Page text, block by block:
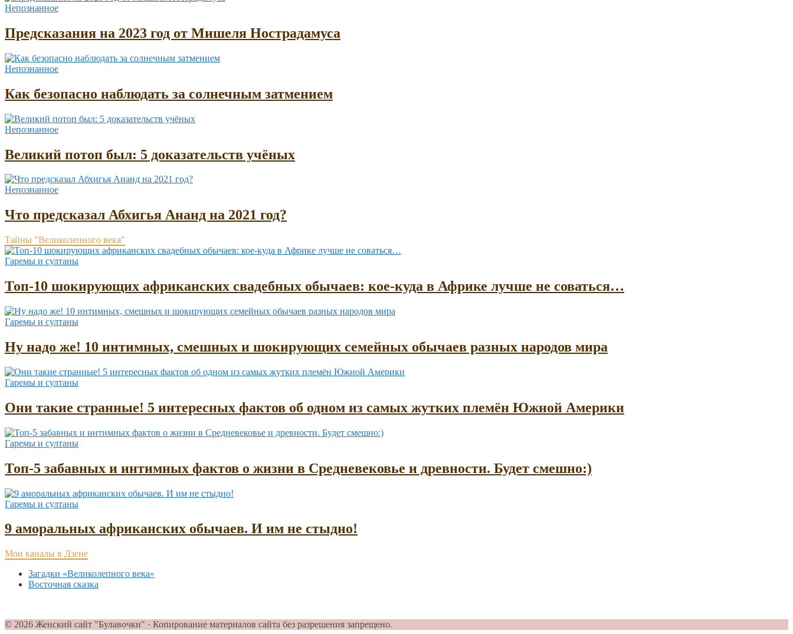
Непознанное
Предсказания на 2023 год от Мишеля Нострадамуса
Непознанное
Как безопасно наблюдать за солнечным затмением
Непознанное
Великий потоп был: 5 доказательств учёных
Непознанное
Что предсказал Абхигья Ананд на 2021 год?
Тайны "Великолепного века"
Гаремы и султаны
Топ-10 шокирующих африканских свадебных обычаев: кое-куда в Африке лучше не соваться…
Гаремы и султаны
Ну надо же! 10 интимных, смешных и шокирующих семейных обычаев разных народов мира
Гаремы и султаны
Они такие странные! 5 интересных фактов об одном из самых жутких племён Южной Америки
Гаремы и султаны
Топ-5 забавных и интимных фактов о жизни в Средневековье и древности. Будет смешно:)
Гаремы и султаны
9 аморальных африканских обычаев. И им не стыдно!
Мои каналы в Дзене
Загадки «Великолепного века»
Восточная сказка
© 2026 Женский сайт "Булавочки" · Копирование материалов сайта без разрешения запрещено.